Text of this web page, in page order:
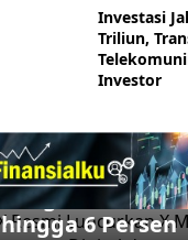
Investasi
Triliun,
Investor
X Resmi
Aplikasi
dengan Kartu
hingga 6 Persen